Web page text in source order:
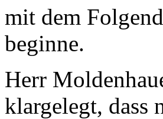
mit dem
beginne.
Herr
klargelegt, dass